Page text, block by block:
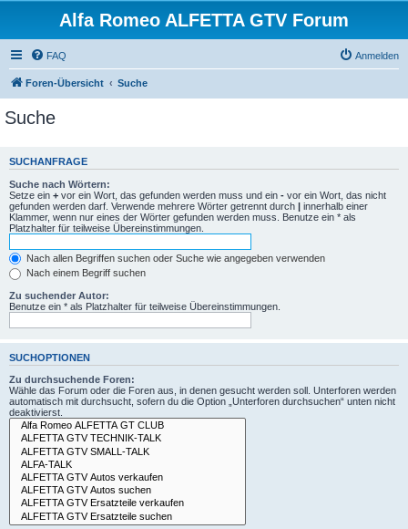
Alfa Romeo ALFETTA GTV Forum
FAQ Anmelden
Foren-Übersicht Suche
Suche
SUCHANFRAGE
Suche nach Wörtern:
Setze ein + vor ein Wort, das gefunden werden muss und ein - vor ein Wort, das nicht
gefunden werden darf. Verwende mehrere Wörter getrennt durch | innerhalb einer
Klammer, wenn nur eines der Wörter gefunden werden muss. Benutze ein * als
Platzhalter für teilweise Übereinstimmungen.
Nach allen Begriffen suchen oder Suche wie angegeben verwenden
Nach einem Begriff suchen
Zu suchender Autor:
Benutze ein * als Platzhalter für teilweise Übereinstimmungen.
SUCHOPTIONEN
Zu durchsuchende Foren:
Wähle das Forum oder die Foren aus, in denen gesucht werden soll. Unterforen werden
automatisch mit durchsucht, sofern du die Option „Unterforen durchsuchen“ unten nicht
deaktivierst.